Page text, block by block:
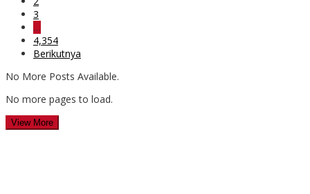
3
…
4,354
Berikutnya
No More Posts Available.
No more pages to load.
View More